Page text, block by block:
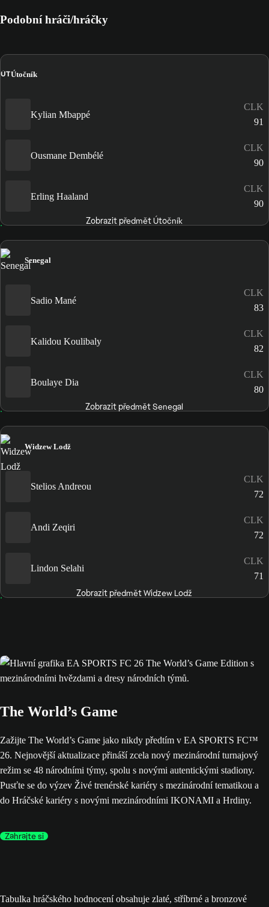
Podobní hráči/hráčky
ÚTÚtočník
Kylian Mbappé
CLK
91
Ousmane Dembélé
CLK
90
Erling Haaland
CLK
90
Zobrazit předmět Útočník
Senegal
Sadio Mané
CLK
83
Kalidou Koulibaly
CLK
82
Boulaye Dia
CLK
80
Zobrazit předmět Senegal
Widzew Lodž
Stelios Andreou
CLK
72
Andi Zeqiri
CLK
72
Lindon Selahi
CLK
71
Zobrazit předmět Widzew Lodž
The World’s Game
Zažijte The World’s Game jako nikdy předtím v EA SPORTS FC™
26. Nejnovější aktualizace přináší zcela nový mezinárodní turnajový
režim se 48 národními týmy, spolu s novými autentickými stadiony.
Pusťte se do výzev Živé trenérské kariéry s mezinárodní tematikou a
do Hráčské kariéry s novými mezinárodními IKONAMI a Hrdiny.
Zahrajte si
Tabulka hráčského hodnocení obsahuje zlaté, stříbrné a bronzové